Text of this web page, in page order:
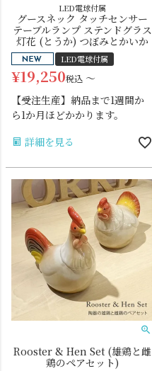
LED電球付属
グースネック タッチセンサー
テーブルランプ ステンドグラス
灯花 (とうか) つぼみとかいか
LED電球付属
¥19,250税込 〜
【受注生産】納品まで1週間か
ら1か月ほどかかります。
詳細を見る
Rooster & Hen Set (雄鶏と雌
鶏のペアセット)